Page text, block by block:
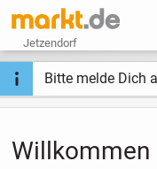
Jetzendorf
Bitte melde Dich
Willkommen